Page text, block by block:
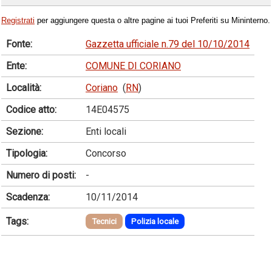
Registrati per aggiungere questa o altre pagine ai tuoi Preferiti su Mininterno.
Fonte:
Gazzetta ufficiale n.79 del 10/10/2014
Ente:
COMUNE DI CORIANO
Località:
Coriano (RN)
Codice atto:
14E04575
Sezione:
Enti locali
Tipologia:
Concorso
Numero di posti:
-
Scadenza:
10/11/2014
Tags: Tecnici Polizia locale